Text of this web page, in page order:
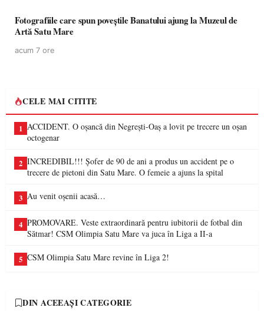
Fotografiile care spun poveștile Banatului ajung la Muzeul de
Artă Satu Mare
acum 7 ore
CELE MAI CITITE
1 ACCIDENT. O oșancă din Negrești-Oaș a lovit pe trecere un oșan
octogenar
2 INCREDIBIL!!! Șofer de 90 de ani a produs un accident pe o
trecere de pietoni din Satu Mare. O femeie a ajuns la spital
3 Au venit oșenii acasă…
4 PROMOVARE. Veste extraordinară pentru iubitorii de fotbal din
Sătmar! CSM Olimpia Satu Mare va juca în Liga a II-a
5 CSM Olimpia Satu Mare revine în Liga 2!
DIN ACEEAȘI CATEGORIE